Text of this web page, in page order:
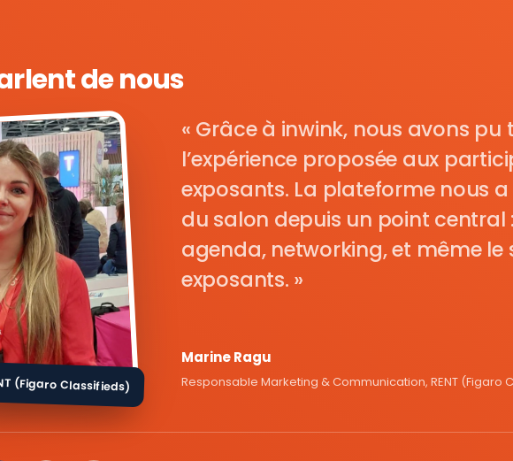
de nous
(Figaro Classifieds)
Grâce à inwink, nous avons
l’expérience proposée aux
exposants. La plateforme nous
du salon depuis un point central
agenda, networking, et même le
exposants.
Marine Ragu
Responsable Marketing & Communication, RENT (Figaro